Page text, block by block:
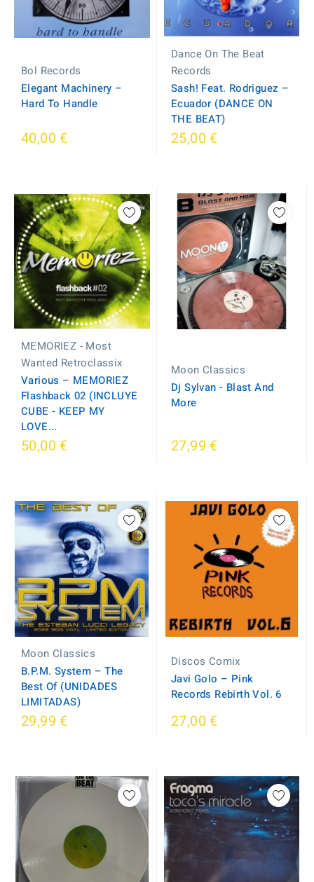
Bol Records
Elegant Machinery –
Hard To Handle
40,00 €
Dance On The Beat
Records
Sash! Feat. Rodriguez ‎–
Ecuador (DANCE ON
THE BEAT)
25,00 €
MEMORIEZ - Most
Wanted Retroclassix
Various – MEMORIEZ
Flashback 02 (INCLUYE
CUBE - KEEP MY
LOVE...
50,00 €
Moon Classics
Dj Sylvan - Blast And
More
27,99 €
Moon Classics
B.P.M. System – The
Best Of (UNIDADES
LIMITADAS)
29,99 €
Discos Comix
Javi Golo – Pink
Records Rebirth Vol. 6
27,00 €